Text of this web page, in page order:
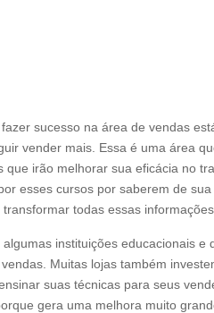
sucesso na área de vendas
vender mais. Essa é uma área
que irão melhorar sua eficácia no
esses cursos por saberem de
todas essas
algumas instituições educacionais
Muitas lojas também
suas técnicas para seus
gera uma melhora muito